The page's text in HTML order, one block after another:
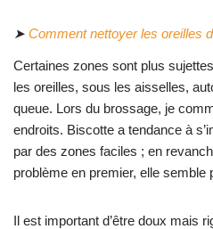
➤ Comment nettoyer les oreilles
Certaines zones sont plus
les oreilles, sous les aisselles,
queue. Lors du brossage, je
endroits. Biscotte a tendance à
par des zones faciles ; en
problème en premier, elle semble
Il est important d’être doux mais